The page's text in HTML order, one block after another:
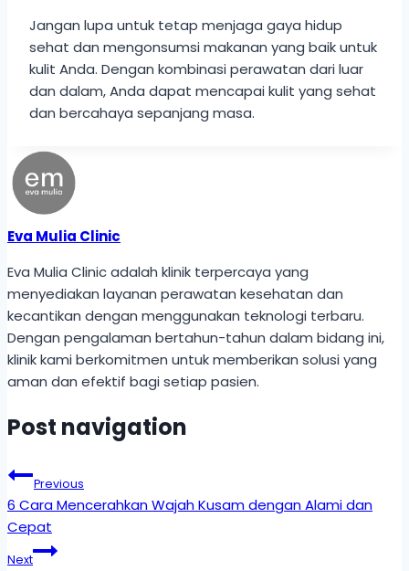
Jangan lupa untuk tetap menjaga gaya hidup
sehat dan mengonsumsi makanan yang baik untuk
kulit Anda. Dengan kombinasi perawatan dari luar
dan dalam, Anda dapat mencapai kulit yang sehat
dan bercahaya sepanjang masa.
Eva Mulia Clinic
Eva Mulia Clinic adalah klinik terpercaya yang
menyediakan layanan perawatan kesehatan dan
kecantikan dengan menggunakan teknologi terbaru.
Dengan pengalaman bertahun-tahun dalam bidang ini,
klinik kami berkomitmen untuk memberikan solusi yang
aman dan efektif bagi setiap pasien.
Post navigation
Previous
6 Cara Mencerahkan Wajah Kusam dengan Alami dan
Cepat
Next